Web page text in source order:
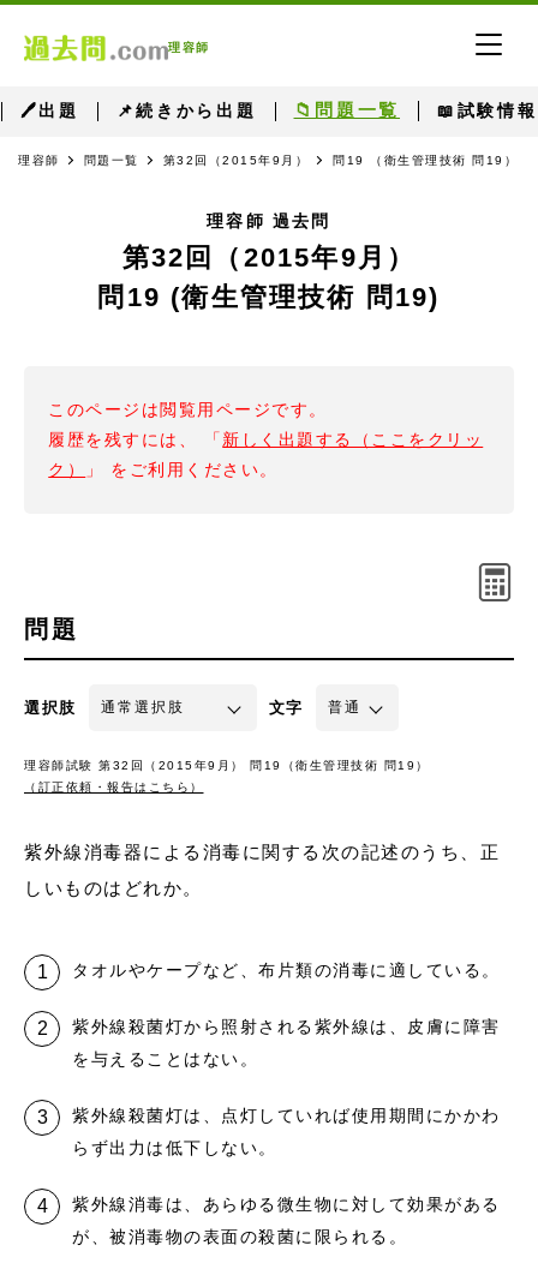
理容師
🖊出題 📌続きから出題 📁問題一覧 📖試験情報
理容師 問題一覧 第32回（2015年9月） 問19 （衛生管理技術 問19）
理容師 過去問
第32回（2015年9月）
問19 (衛生管理技術 問19)
このページは閲覧用ページです。
履歴を残すには、 「 新しく出題する（ここをクリッ
ク）
」 をご利用ください。
問題
選択肢 文字
理容師試験 第32回（2015年9月） 問19（衛生管理技術 問19）
（訂正依頼・報告はこちら）
紫外線消毒器による消毒に関する次の記述のうち、正
しいものはどれか。
タオルやケープなど、布片類の消毒に適している。
紫外線殺菌灯から照射される紫外線は、皮膚に障害
を与えることはない。
紫外線殺菌灯は、点灯していれば使用期間にかかわ
らず出力は低下しない。
紫外線消毒は、あらゆる微生物に対して効果がある
が、被消毒物の表面の殺菌に限られる。